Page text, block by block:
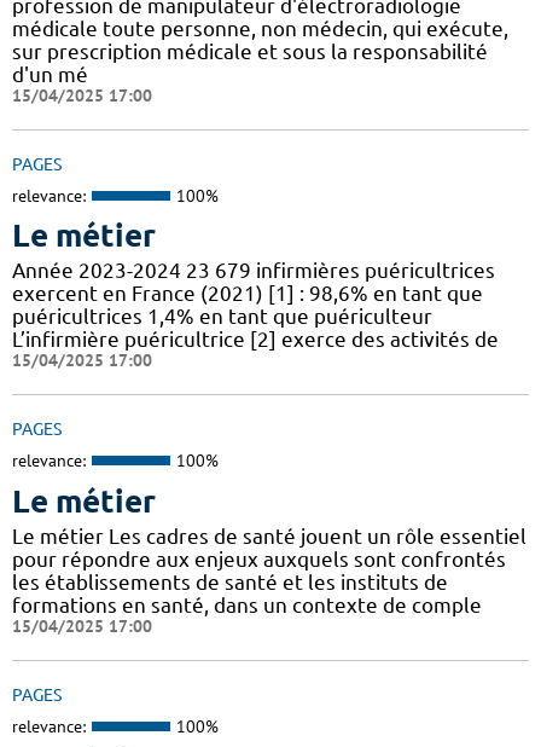
profession de manipulateur d'électroradiologie
médicale toute personne, non médecin, qui exécute,
sur prescription médicale et sous la responsabilité
d'un mé
15/04/2025 17:00
PAGES
relevance: 100%
Le métier
Année 2023-2024 23 679 infirmières puéricultrices
exercent en France (2021) [1] : 98,6% en tant que
puéricultrices 1,4% en tant que puériculteur
L’infirmière puéricultrice [2] exerce des activités de
15/04/2025 17:00
PAGES
relevance: 100%
Le métier
Le métier Les cadres de santé jouent un rôle essentiel
pour répondre aux enjeux auxquels sont confrontés
les établissements de santé et les instituts de
formations en santé, dans un contexte de comple
15/04/2025 17:00
PAGES
relevance: 100%